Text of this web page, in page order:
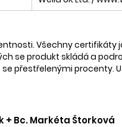
Všechny certifikáty
se produkt skládá a
přestřelenými procenty.
+ Bc. Markéta Štorková